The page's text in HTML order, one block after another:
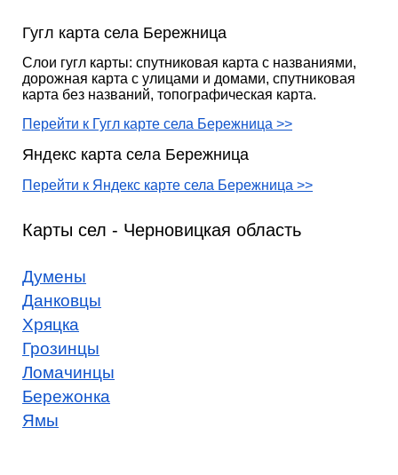
Гугл карта села Бережница
Слои гугл карты: спутниковая карта с названиями,
дорожная карта с улицами и домами, спутниковая
карта без названий, топографическая карта.
Перейти к Гугл карте села Бережница >>
Яндекс карта села Бережница
Перейти к Яндекс карте села Бережница >>
Карты сел - Черновицкая область
Думены
Данковцы
Хряцка
Грозинцы
Ломачинцы
Бережонка
Ямы